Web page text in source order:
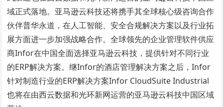
域正式落地。亚马逊云科技还将携手其全球核心级咨询合作
伙伴普华永道，在人工智能、安全合规解决方案以及行业拓
展方面进一步加强战略合作。全球领先的企业管理软件供应
商Infor在中国全面选择亚马逊云科技，提供针对不同行业
的ERP解决方案。继Infor的酒店管理解决方案之后，Infor
针对制造行业的ERP解决方案Infor CloudSuite Industrial
也将在由西云数据和光环新网运营的亚马逊云科技中国区域